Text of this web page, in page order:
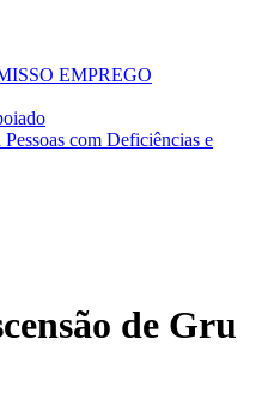
EMPREGO
com Deficiências e
de Gru